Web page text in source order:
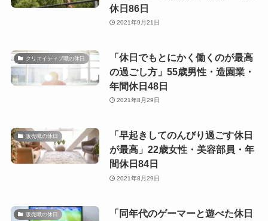
休日86日
2021年9月21日
クリエイティブ職の休日
「休日でもとにかく働くのが最高
の過ごし方」55歳男性・造園業・
年間休日48日
2021年8月29日
販売職の休日
「早起きしてのんびり過ごす休日
が最高」22歳女性・美容部員・年
間休日84日
2021年8月29日
販売職の休日
「同年代のゲーマーと遊べた休日